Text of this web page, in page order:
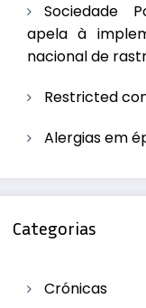
Sociedade
apela à
nacional de
Restricted
Alergias em
Categorias
Crónicas